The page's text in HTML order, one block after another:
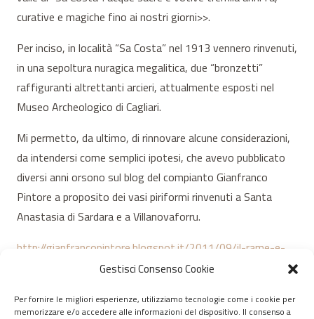
Gestisci Consenso Cookie
Per fornire le migliori esperienze, utilizziamo tecnologie come i cookie per
memorizzare e/o accedere alle informazioni del dispositivo. Il consenso a
curative e magiche fino ai nostri giorni>>.
Per inciso, in località “Sa Costa” nel 1913 vennero rinvenuti,
in una sepoltura nuragica megalitica, due “bronzetti”
raffiguranti altrettanti arcieri, attualmente esposti nel
Museo Archeologico di Cagliari.
Mi permetto, da ultimo, di rinnovare alcune considerazioni,
da intendersi come semplici ipotesi, che avevo pubblicato
diversi anni orsono sul blog del compianto Gianfranco
Pintore a proposito dei vasi piriformi rinvenuti a Santa
Anastasia di Sardara e a Villanovaforru.
http://gianfrancopintore.blogspot.it/2011/09/il-rame-e-
la-rigenerazione-della-vita.html